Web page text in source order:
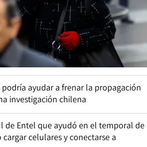
ayudar a frenar la propagación
investigación chilena
de Entel que ayudó en el temporal de
celulares y conectarse a